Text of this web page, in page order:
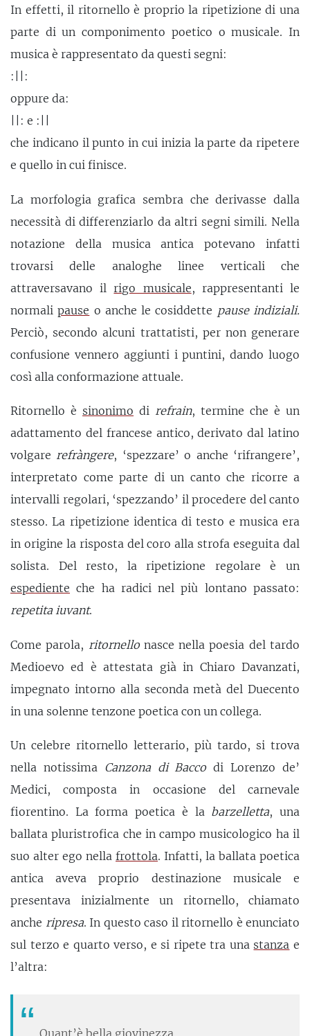
In effetti, il ritornello è proprio la ripetizione di una
parte di un componimento poetico o musicale. In
musica è rappresentato da questi segni:
:||:
oppure da:
||: e :||
che indicano il punto in cui inizia la parte da ripetere
e quello in cui finisce.
La morfologia grafica sembra che derivasse dalla
necessità di differenziarlo da altri segni simili. Nella
notazione della musica antica potevano infatti
trovarsi delle analoghe linee verticali che
attraversavano il rigo musicale, rappresentanti le
normalipause o anche le cosiddette pause indiziali.
Perciò, secondo alcuni trattatisti, per non generare
confusione vennero aggiunti i puntini, dando luogo
così alla conformazione attuale.
Ritornello è sinonimo di refrain, termine che è un
adattamento del francese antico, derivato dal latino
volgare refràngere, ‘spezzare’ o anche ‘rifrangere’,
interpretato come parte di un canto che ricorre a
intervalli regolari, ‘spezzando’ il procedere del canto
stesso. La ripetizione identica di testo e musica era
in origine la risposta del coro alla strofa eseguita dal
solista. Del resto, la ripetizione regolare è un
espediente che ha radici nel più lontano passato:
repetita iuvant.
Come parola, ritornellonasce nella poesia del tardo
Medioevo ed è attestata già in Chiaro Davanzati,
impegnato intorno alla seconda metà del Duecento
in una solenne tenzone poetica con un collega.
Un celebre ritornello letterario, più tardo, si trova
nella notissima Canzona di Bacco di Lorenzo de’
Medici, composta in occasione del carnevale
fiorentino. La forma poetica è la barzelletta, una
ballata pluristrofica che in campo musicologico ha il
suo alter ego nella frottola. Infatti, la ballata poetica
antica aveva proprio destinazione musicale e
presentava inizialmente un ritornello, chiamato
anche ripresa. In questo caso il ritornello è enunciato
sul terzo e quarto verso, e si ripete tra una stanza e
l’altra: